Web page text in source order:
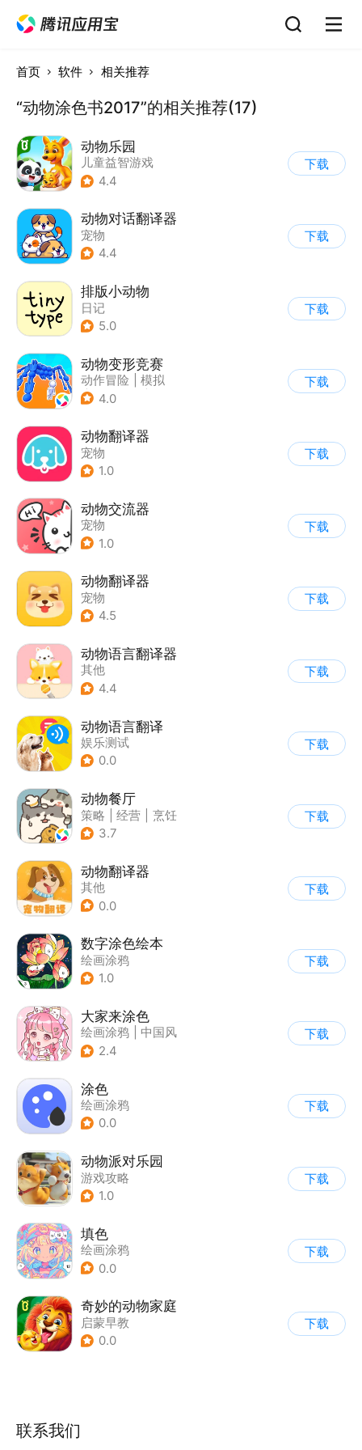
首页 软件 相关推荐
“动物涂色书2017”的相关推荐(17)
动物乐园
儿童益智游戏
4.4
下载
动物对话翻译器
宠物
4.4
下载
排版小动物
日记
5.0
下载
动物变形竞赛
动作冒险
模拟
| 匹配对战
4.0
下载
动物翻译器
宠物
1.0
下载
动物交流器
宠物
1.0
下载
动物翻译器
宠物
4.5
下载
动物语言翻译器
其他
4.4
下载
动物语言翻译
娱乐测试
0.0
下载
动物餐厅
策略 经营
烹饪
| 宠物
3.7
下载
动物翻译器
其他
0.0
下载
数字涂色绘本
绘画涂鸦
1.0
下载
大家来涂色
绘画涂鸦
中国风
2.4
下载
涂色
绘画涂鸦
0.0
下载
动物派对乐园
游戏攻略
1.0
下载
填色
绘画涂鸦
0.0
下载
奇妙的动物家庭
启蒙早教
0.0
下载
联系我们